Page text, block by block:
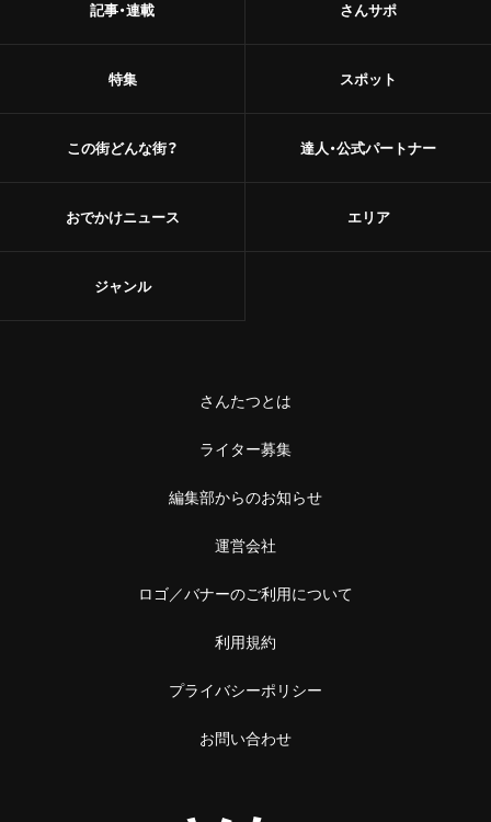
記事・連載
特集
この街どんな街？
おでかけニュース
さんサポ
スポット
達人・公式パートナー
エリア
ジャンル
さんたつとは
ライター募集
編集部からのお知らせ
運営会社
ロゴ／バナーのご利用について
利用規約
プライバシーポリシー
お問い合わせ